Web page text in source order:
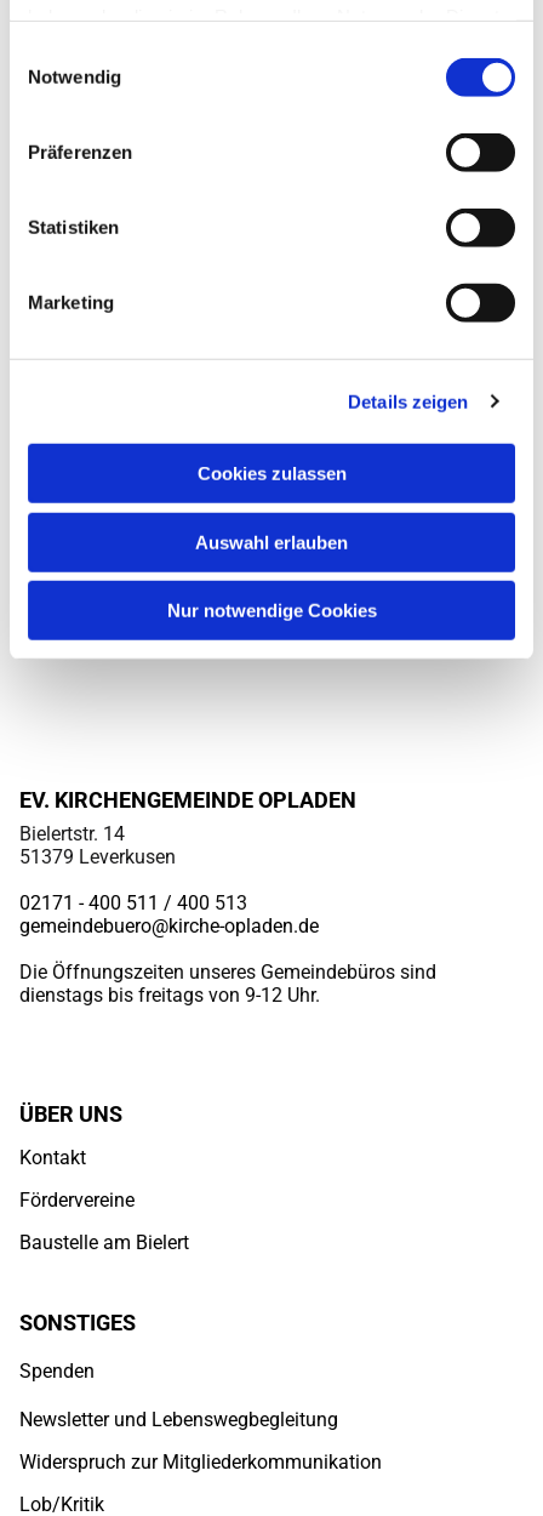
Notwendig
Präferenzen
Statistiken
Marketing
Details zeigen
Cookies zulassen
Auswahl erlauben
Nur notwendige Cookies
Dies könnte Sie auch
EV. KIRCHENGEMEINDE OPLADEN
Bielertstr. 14
51379 Leverkusen
02171 - 400 511 / 400 513
gemeindebuero@kirche-opladen.de
Die Öffnungszeiten unseres Gemeindebüros sind
dienstags bis freitags von 9-12 Uhr.
ÜBER UNS
Kontakt
Fördervereine
Baustelle am Bielert
SONSTIGES
Spenden
Newsletter und Lebenswegbegleitung
Widerspruch zur Mitgliederkommunikation
Lob/Kritik